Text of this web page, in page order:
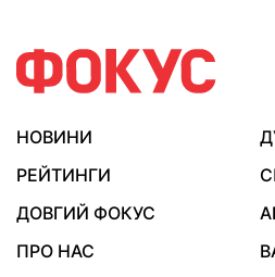
НОВИНИ
РЕЙТИНГИ
ДОВГИЙ ФОКУС
ПРО НАС